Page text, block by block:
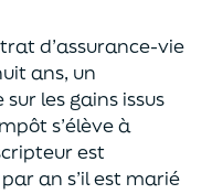
d’assurance-vie
ans, un
les gains issus
s’élève à
est
par an s’il est marié